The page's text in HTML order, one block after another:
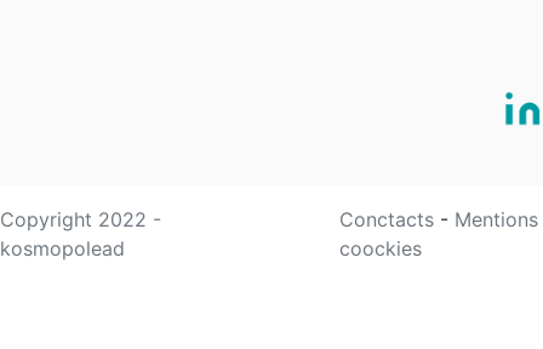
Copyright 2022 -
kosmopolead
Conctacts -
coockies